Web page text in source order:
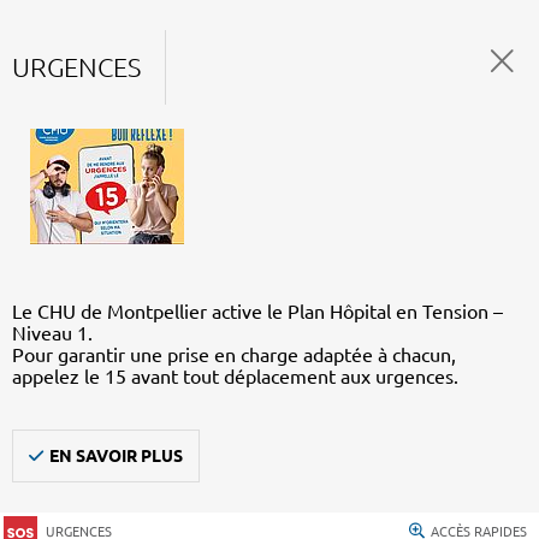
URGENCES
Le CHU de Montpellier active le Plan Hôpital en Tension –
Niveau 1.
Pour garantir une prise en charge adaptée à chacun,
appelez le 15 avant tout déplacement aux urgences.
EN SAVOIR PLUS
URGENCES ACCÈS RAPIDES